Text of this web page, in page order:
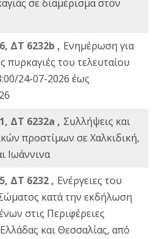
σε διαμέρισμα στον
ΔΤ 6232b , Ενημέρωση για
πυρκαγιές του τελευταίου
24-07-2026 έως
ΔΤ 6232a , Συλλήψεις και
προστίμων σε Χαλκιδική,
Ιωάννινα
ΔΤ 6232 , Ενέργειες του
κατά την εκδήλωση
στις Περιφέρειες
και Θεσσαλίας, από